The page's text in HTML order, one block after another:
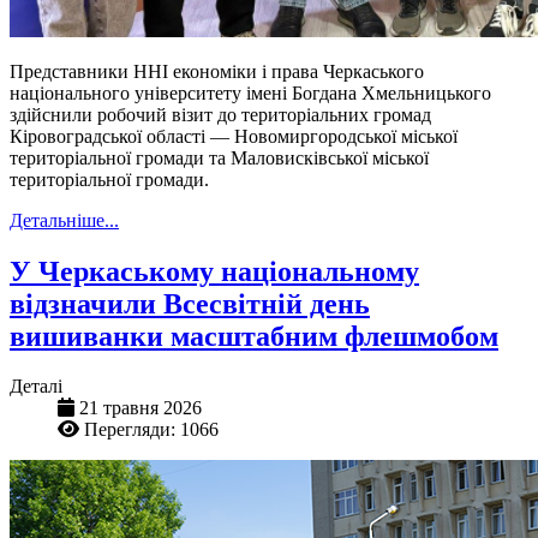
Представники ННІ економіки і права Черкаського
національного університету імені Богдана Хмельницького
здійснили робочий візит до територіальних громад
Кіровоградської області — Новомиргородської міської
територіальної громади та Маловисківської міської
територіальної громади.
Детальніше...
У Черкаському національному
відзначили Всесвітній день
вишиванки масштабним флешмобом
Деталі
21 травня 2026
Перегляди: 1066